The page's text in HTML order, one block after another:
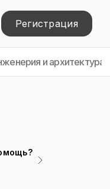
Регистрация
и архитектура